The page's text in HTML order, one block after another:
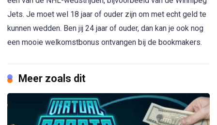
Jets. Je moet wel 18 jaar of ouder zijn om met echt geld te
kunnen wedden. Ben jij 24 jaar of ouder, dan kan je ook nog
een mooie welkomstbonus ontvangen bij de bookmakers.
Meer zoals dit